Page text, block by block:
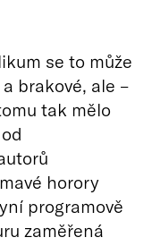
se to může
brakové, ale –
tak mělo
horory
programově
zaměřená